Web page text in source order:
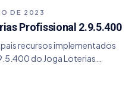
DE 2023
Profissional 2.9.5.400
recursos implementados
do Joga Loterias
Ajuste de parâmetros e
nas loterias da Mega Sena,